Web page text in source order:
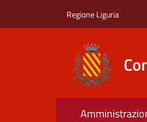
Regione Liguria